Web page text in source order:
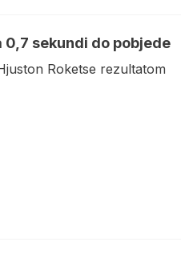
0,7 sekundi do pobjede
Roketse rezultatom